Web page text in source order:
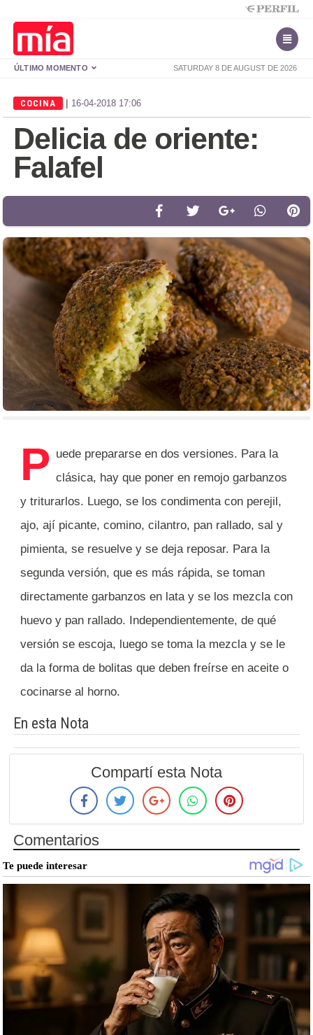
SATURDAY 8 DE AUGUST DE 2026
ÚLTIMO MOMENTO
COCINA | 16-04-2018 17:06
Delicia de oriente:
Falafel
P uede prepararse en dos versiones. Para la
clásica, hay que poner en remojo garbanzos
y triturarlos. Luego, se los condimenta con perejil,
ajo, ají picante, comino, cilantro, pan rallado, sal y
pimienta, se resuelve y se deja reposar. Para la
segunda versión, que es más rápida, se toman
directamente garbanzos en lata y se los mezcla con
huevo y pan rallado. Independientemente, de qué
versión se escoja, luego se toma la mezcla y se le
da la forma de bolitas que deben freírse en aceite o
cocinarse al horno.
En esta Nota
Compartí esta Nota
Comentarios